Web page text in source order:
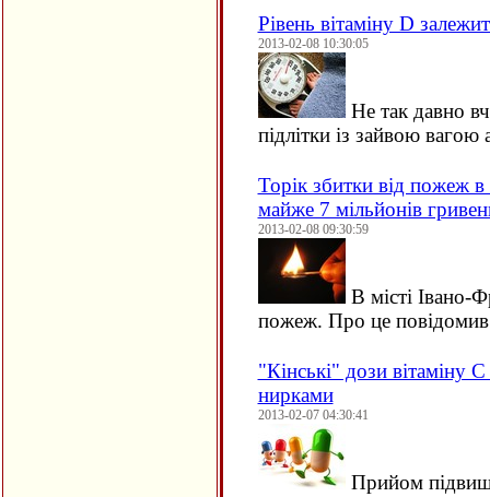
Рівень вітаміну D
2013-02-08 10:30:05
Не так давно
підлітки із зайвою
Торік збитки від пожеж в
майже 7 мільйонів
2013-02-08 09:30:59
В місті Івано-
пожеж. Про це
"Кінські" дози вітаміну
нирками
2013-02-07 04:30:41
Прийом